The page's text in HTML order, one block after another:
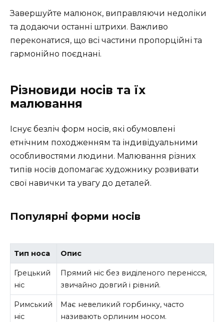
Завершуйте малюнок, виправляючи недоліки
та додаючи останні штрихи. Важливо
переконатися, що всі частини пропорційні та
гармонійно поєднані.
Різновиди носів та їх
малювання
Існує безліч форм носів, які обумовлені
етнічним походженням та індивідуальними
особливостями людини. Малювання різних
типів носів допомагає художнику розвивати
свої навички та увагу до деталей.
Популярні форми носів
Тип носа Опис
Грецький
ніс
Прямий ніс без виділеного перенісся,
звичайно довгий і рівний.
Римський
ніс
Має невеликий горбинку, часто
називають орлиним носом.